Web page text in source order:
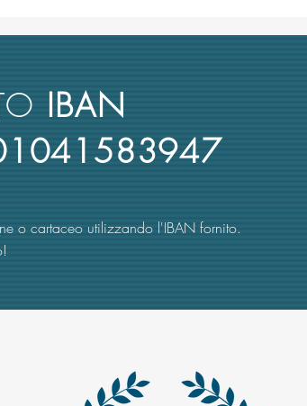
Rescigno per il concorso da
IBAN
o cartaceo utilizzando l'IBAN fornito.